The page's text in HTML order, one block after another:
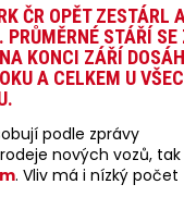
ČR OPĚT ZESTÁRL
STÁŘÍ SE
KONCI ZÁŘÍ
A CELKEM U
podle zprávy
nových vozů,
. Vliv má i nízký počet